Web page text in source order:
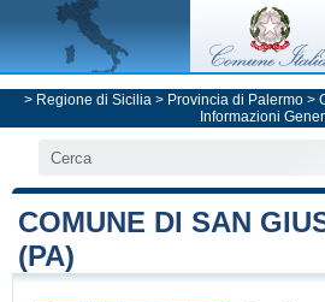
> Regione di Sicilia> Provincia di Palermo>
Informazioni
COMUNE DI SAN
(PA)